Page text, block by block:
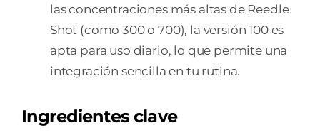
las concentraciones más altas de Reedle
Shot (como 300 o 700), la versión 100 es
apta para uso diario, lo que permite una
integración sencilla en tu rutina.
Ingredientes clave